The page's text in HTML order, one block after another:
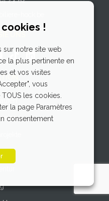
!
sur notre site web
la plus pertinente en
et vos visites
vous
les cookies.
la page Paramètres
consentement